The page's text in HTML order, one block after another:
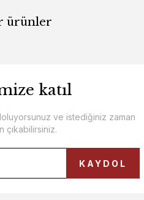
ürünler
katıl
ve istediğiniz zaman
çıkabilirsiniz.
KAYDOL